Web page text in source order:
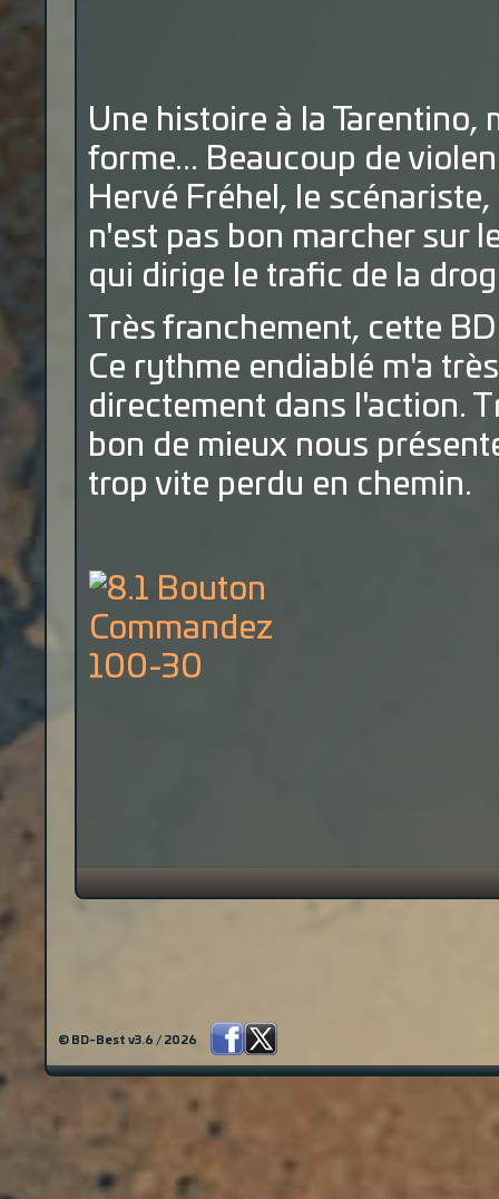
Une histoire à la Tarentino,
forme... Beaucoup de
Hervé Fréhel, le
n'est pas bon marcher sur
qui dirige le trafic de la
Très franchement, cette
Ce rythme endiablé m'a
directement dans l'action.
bon de mieux nous
trop vite perdu en chemin.
© BD-Best v3.6 / 2026